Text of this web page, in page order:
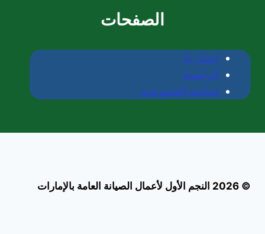
الصفحات
إتصل بنا
الرئيسية
سياسة الخصوصية
© 2026 النجم الأول لأعمال الصيانة العامة بالإمارات